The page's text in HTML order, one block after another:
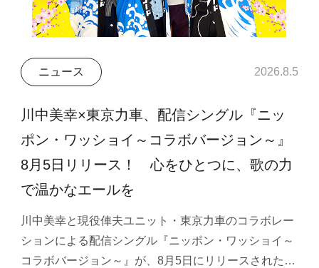
ニュース 2026.8.5
川中美幸×東京力車、配信シングル『ニッ
ポン・ワッショイ～コラボバージョン～』
8月5日リリース！ 心をひとつに、歌の力
で温かなエールを
川中美幸と現役俥夫ユニット・東京力車のコラボレー
ションによる配信シングル『ニッポン・ワッショイ～
コラボバージョン～』が、8月5日にリリースされた…